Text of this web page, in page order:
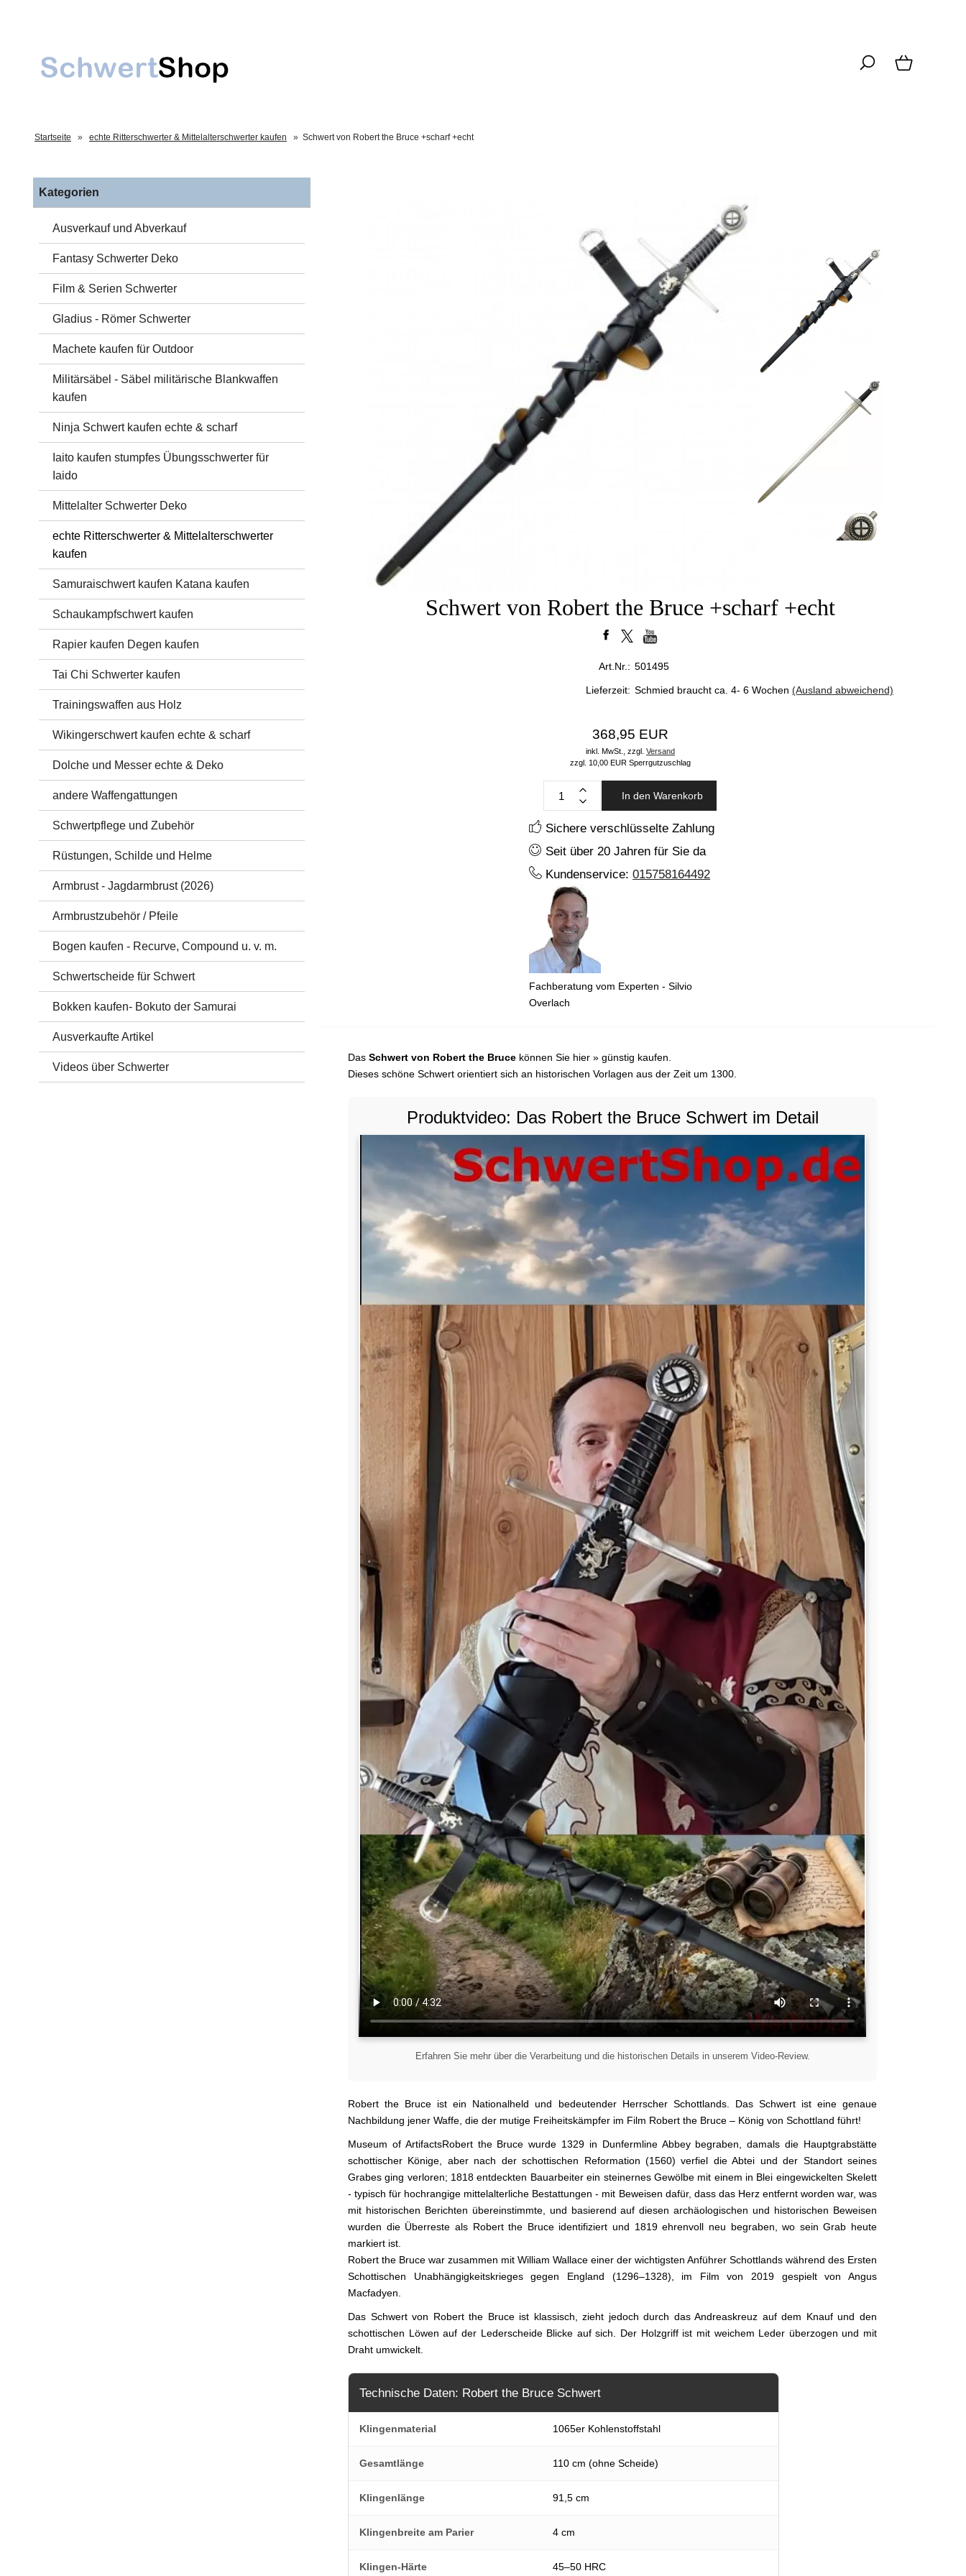
Startseite » echte Ritterschwerter & Mittelalterschwerter kaufen » Schwert von Robert the Bruce +scharf +echt
Kategorien
Ausverkauf und Abverkauf
Fantasy Schwerter Deko
Film & Serien Schwerter
Gladius - Römer Schwerter
Machete kaufen für Outdoor
Militärsäbel - Säbel militärische Blankwaffen
kaufen
Ninja Schwert kaufen echte & scharf
Iaito kaufen stumpfes Übungsschwerter für
Iaido
Mittelalter Schwerter Deko
echte Ritterschwerter & Mittelalterschwerter
kaufen
Samuraischwert kaufen Katana kaufen
Schaukampfschwert kaufen
Rapier kaufen Degen kaufen
Tai Chi Schwerter kaufen
Trainingswaffen aus Holz
Wikingerschwert kaufen echte & scharf
Dolche und Messer echte & Deko
andere Waffengattungen
Schwertpflege und Zubehör
Rüstungen, Schilde und Helme
Armbrust - Jagdarmbrust (2026)
Armbrustzubehör / Pfeile
Bogen kaufen - Recurve, Compound u. v. m.
Schwertscheide für Schwert
Bokken kaufen- Bokuto der Samurai
Ausverkaufte Artikel
Videos über Schwerter
Schwert von Robert the Bruce +scharf +echt
Art.Nr.: 501495
Lieferzeit: Schmied braucht ca. 4- 6 Wochen (Ausland abweichend)
368,95 EUR
inkl. MwSt., zzgl. Versand
zzgl. 10,00 EUR Sperrgutzuschlag
In den Warenkorb
Sichere verschlüsselte Zahlung
Seit über 20 Jahren für Sie da
Kundenservice: 015758164492
Fachberatung vom Experten - Silvio
Overlach
Das Schwert von Robert the Bruce können Sie hier » günstig kaufen.
Dieses schöne Schwert orientiert sich an historischen Vorlagen aus der Zeit um 1300.
Produktvideo: Das Robert the Bruce Schwert im Detail
Erfahren Sie mehr über die Verarbeitung und die historischen Details in unserem Video-Review.
Robert the Bruce ist ein Nationalheld und bedeutender Herrscher Schottlands. Das Schwert ist eine genaue
Nachbildung jener Waffe, die der mutige Freiheitskämpfer im Film Robert the Bruce – König von Schottland führt!
Museum of Artifacts ​Robert the Bruce wurde 1329 in Dunfermline Abbey begraben, damals die Hauptgrabstätte
schottischer Könige, aber nach der schottischen Reformation (1560) verfiel die Abtei und der Standort seines
Grabes ging verloren; 1818 entdeckten Bauarbeiter ein steinernes Gewölbe mit einem in Blei eingewickelten Skelett
- typisch für hochrangige mittelalterliche Bestattungen - mit Beweisen dafür, dass das Herz entfernt worden war, was
mit historischen Berichten übereinstimmte, und basierend auf diesen archäologischen und historischen Beweisen
wurden die Überreste als Robert the Bruce identifiziert und 1819 ehrenvoll neu begraben, wo sein Grab heute
markiert ist.
Robert the Bruce war zusammen mit William Wallace einer der wichtigsten Anführer Schottlands während des Ersten
Schottischen Unabhängigkeitskrieges gegen England (1296–1328), im Film von 2019 gespielt von Angus
Macfadyen.
Das Schwert von Robert the Bruce ist klassisch, zieht jedoch durch das Andreaskreuz auf dem Knauf und den
schottischen Löwen auf der Lederscheide Blicke auf sich. Der Holzgriff ist mit weichem Leder überzogen und mit
Draht umwickelt.
Technische Daten: Robert the Bruce Schwert
Klingenmaterial 1065er Kohlenstoffstahl
Gesamtlänge 110 cm (ohne Scheide)
Klingenlänge 91,5 cm
Klingenbreite am Parier 4 cm
Klingen-Härte 45–50 HRC